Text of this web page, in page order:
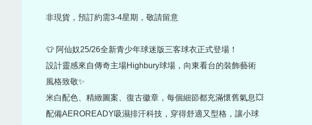
非現貨，預訂約需3-4星期，敬請留意
👕 阿仙奴25/26全新青少年球迷版三客球衣正式登場！
設計靈感來自傳奇主場Highbury球場，向東看台的裝飾藝術
風格致敬✨
米白配色、精緻圖案、復古徽章，每個細節都充滿懷舊氣息💥
配備AEROREADY吸濕排汗科技，穿得舒適又型格，讓小球